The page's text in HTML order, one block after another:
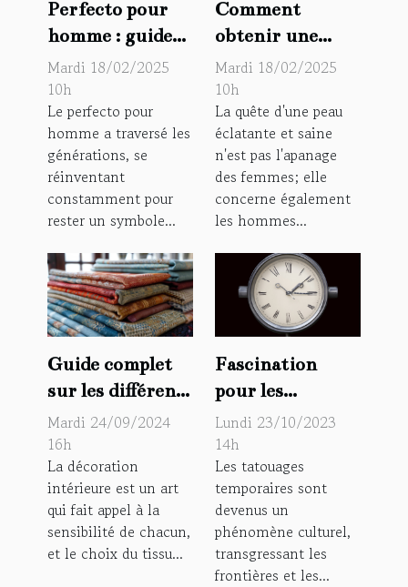
Perfecto pour
homme : guide
de mode pour
choisir et porter
la veste en simili
cuir tendance
Mardi 18/02/2025
10h
Le perfecto pour
homme a traversé les
générations, se
réinventant
constamment pour
rester un symbole...
Comment
obtenir une
belle peau pour
homme : guide
pour
l'amélioration
du visage
Mardi 18/02/2025
10h
La quête d'une peau
éclatante et saine
n'est pas l'apanage
des femmes; elle
concerne également
les hommes...
Guide complet
sur les différents
types de tissus
pour
ameublement et
décoration
Mardi 24/09/2024
16h
La décoration
intérieure est un art
qui fait appel à la
sensibilité de chacun,
et le choix du tissu...
Fascination
pour les
tatouages
temporaires, un
phénomène
culturel
Lundi 23/10/2023
14h
Les tatouages
temporaires sont
devenus un
phénomène culturel,
transgressant les
frontières et les...